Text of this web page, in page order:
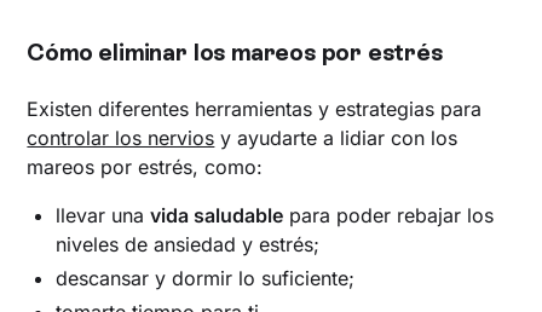
Cómo eliminar los mareos por estrés
Existen diferentes herramientas y estrategias para
controlar los nervios y ayudarte a lidiar con los
mareos por estrés, como:
llevar unavida saludable para poder rebajar los
niveles de ansiedad y estrés;
descansar y dormir lo suficiente;